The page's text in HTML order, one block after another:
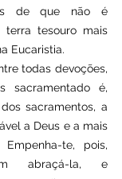
de que não é
terra tesouro mais
Eucaristia.
todas devoções,
sacramentado é,
sacramentos, a
a Deus e a mais
te, pois,
abraçá-la, e